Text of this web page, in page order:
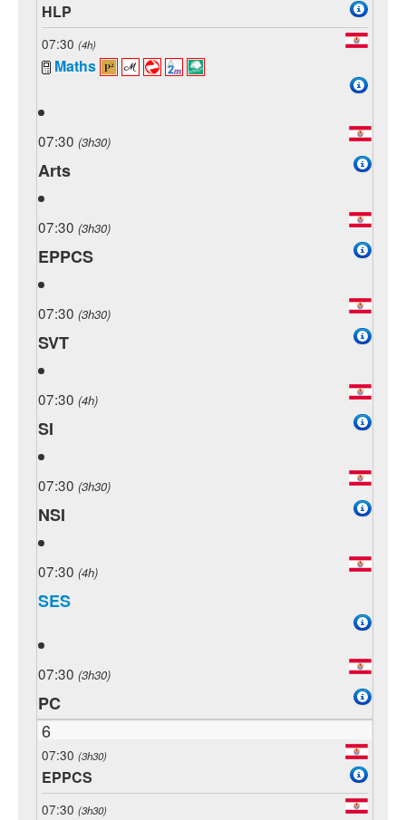
HLP
07:30 (4h)
Maths
07:30 (3h30)
Arts
07:30 (3h30)
EPPCS
07:30 (3h30)
SVT
07:30 (4h)
SI
07:30 (3h30)
NSI
07:30 (4h)
SES
07:30 (3h30)
PC
6
07:30 (3h30)
EPPCS
07:30 (3h30)